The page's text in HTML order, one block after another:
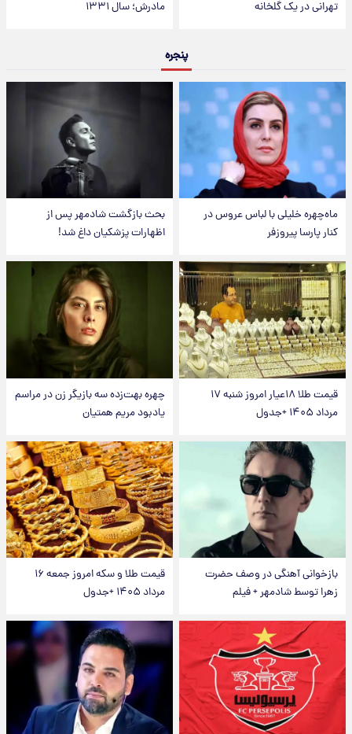
تهرانی در یک گلخانه مادرش؛ سال ۱۳۳۱
پنجره
ماه‌چهره خلیلی با لباس عروس در
کنار پارسا پیروزفر
بحث بازگشت شادمهر پس از
اظهارات پزشکیان داغ شد!
قیمت طلا ۱۸عیار امروز شنبه ۱۷
مرداد ۱۴۰۵ +جدول
چهره بهت‌زده سه بازیگر زن در مراسم
یادبود مریم همتیان
بازخوانی آهنگی در وصف حضرت
زهرا توسط شادمهر + فیلم
قیمت طلا و سکه امروز جمعه ۱۶
مرداد ۱۴۰۵ +جدول